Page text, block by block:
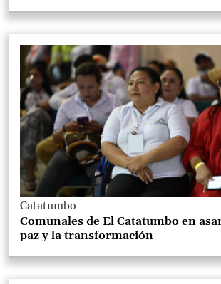
Catatumbo
Comunales de El Catatumbo en
paz y la transformación